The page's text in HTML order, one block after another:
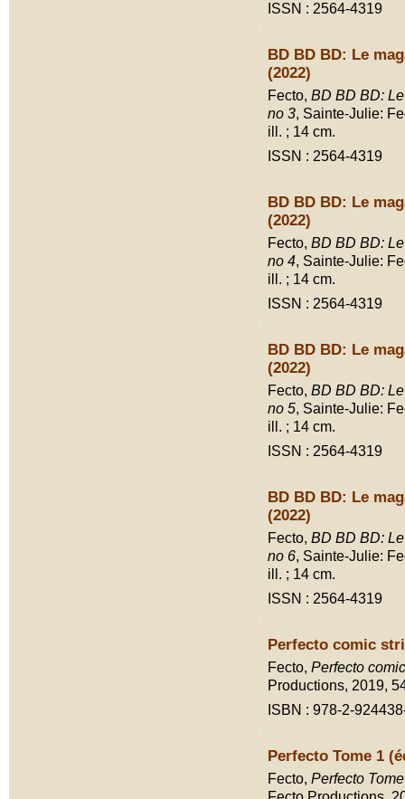
ISSN : 2564-4319
BD BD BD: Le
(2022)
Fecto, BD BD BD:
no 3, Sainte-Julie:
ill. ; 14 cm.
ISSN : 2564-4319
BD BD BD: Le
(2022)
Fecto, BD BD BD:
no 4, Sainte-Julie:
ill. ; 14 cm.
ISSN : 2564-4319
BD BD BD: Le
(2022)
Fecto, BD BD BD:
no 5, Sainte-Julie:
ill. ; 14 cm.
ISSN : 2564-4319
BD BD BD: Le
(2022)
Fecto, BD BD BD:
no 6, Sainte-Julie:
ill. ; 14 cm.
ISSN : 2564-4319
Perfecto comic
Fecto, Perfecto
Productions, 2019,
ISBN : 978-2-
Perfecto Tome 1
Fecto, Perfecto